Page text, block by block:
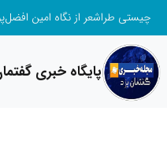
پایگاه خبری